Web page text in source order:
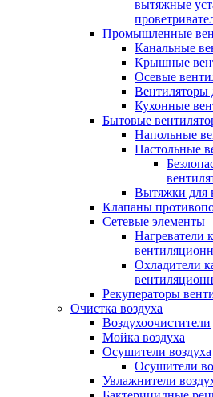
вытяжные
Промышленные
Канальные
Крышные
Осевые
Вентиляторы
Кухонные
Бытовые
Напольные
Настольные
Вытяжки для
Клапаны
Сетевые элементы
Нагреватели
Охладители
Рекуператоры
Очистка воздуха
Воздухоочистители
Мойка воздуха
Осушители воздуха
Осушители
Увлажнители